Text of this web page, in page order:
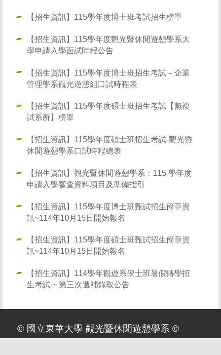
【招生資訊】115學年度博士班考試招生榜單
【招生資訊】115學年度觀光暨休閒遊憩學系大
學申請入學面試時程公告
【招生資訊】115學年度博士班招生考試－企業
管理學系觀光遊憩組口試時程表
【招生資訊】115學年度碩士班招生考試【無複
試系所】榜單
【招生資訊】115學年度碩士班招生考試-觀光暨
休閒遊憩學系口試時程總表
【招生資訊】觀光暨休閒遊憩學系：115 學年度
申請入學審查資料項目及準備指引
【招生資訊】115學年度博士班甄試招生簡章資
訊~114年10月15日開始報名
【招生資訊】115學年度碩士班甄試招生簡章資
訊~114年10月15日開始報名
【招生資訊】114學年觀遊系學士班暑假轉學招
生考試 ~ 第三次遞補錄取公告
© 國立東華大學 觀光暨休閒遊憩學系 ©